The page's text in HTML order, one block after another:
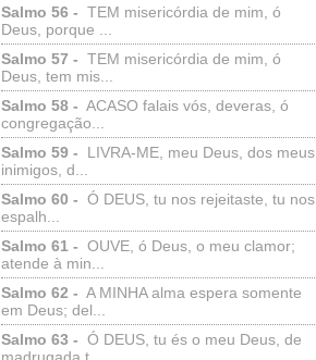
Salmo 56 - TEM misericórdia de mim, ó
Deus, porque ...
Salmo 57 - TEM misericórdia de mim, ó
Deus, tem mis...
Salmo 58 - ACASO falais vós, deveras, ó
congregação...
Salmo 59 -
LIVRA-ME, meu Deus, dos meus
inimigos, d...
Salmo 60 - Ó DEUS, tu nos rejeitaste, tu nos
espalh...
Salmo 61 - OUVE, ó Deus, o meu clamor;
atende à min...
Salmo 62 - A MINHA alma espera somente
em Deus; del...
Salmo 63 - Ó DEUS, tu és o meu Deus, de